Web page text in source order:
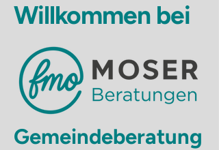
Willkommen bei
Gemeindeberatung